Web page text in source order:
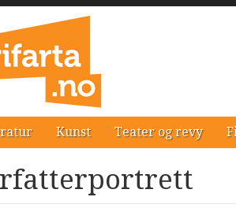
Kunst Teater og revy